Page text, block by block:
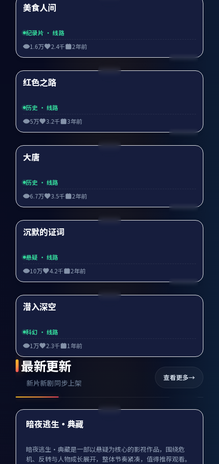
精选
美食人间
纪录片 · 线路
1.6万
2.4千 2年前
精选
99:31
红色之路
历史 · 线路
5万
3.2千 3年前
精选
95:27
大唐
历史 · 线路
6.7万
3.5千 2年前
精选
99:52
沉默的证词
悬疑 · 线路
10万
4.2千 2年前
精选
99:41
潜入深空
科幻 · 线路
1万
2.3千 1年前
最新更新
新片新剧同步上架
查看更多
最新
暗夜逃生·典藏
暗夜逃生·典藏是一部以悬疑为核心的影视作品，围绕危
机、反转与人物成长展开，整体节奏紧凑，值得推荐观看。